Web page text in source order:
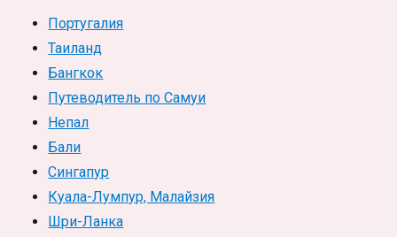
Португалия
Таиланд
Бангкок
Путеводитель по Самуи
Непал
Бали
Сингапур
Куала-Лумпур, Малайзия
Шри-Ланка